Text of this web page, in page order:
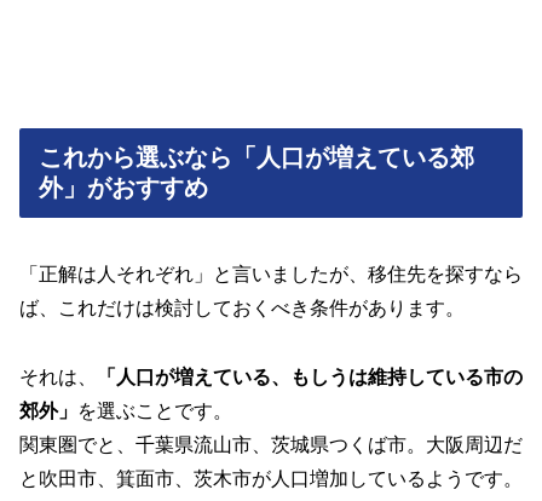
これから選ぶなら「人口が増えている郊
外」がおすすめ
「正解は人それぞれ」と言いましたが、移住先を探すなら
ば、これだけは検討しておくべき条件があります。
それは、
「人口が増えている、もしうは維持している市の
郊外」 を選ぶことです。
関東圏でと、千葉県流山市、茨城県つくば市。大阪周辺だ
と吹田市、箕面市、茨木市が人口増加しているようです。